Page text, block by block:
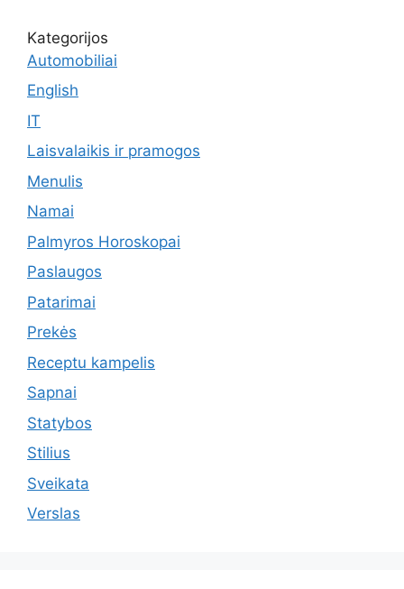
Kategorijos
Automobiliai
English
IT
Laisvalaikis ir pramogos
Menulis
Namai
Palmyros Horoskopai
Paslaugos
Patarimai
Prekės
Receptu kampelis
Sapnai
Statybos
Stilius
Sveikata
Verslas